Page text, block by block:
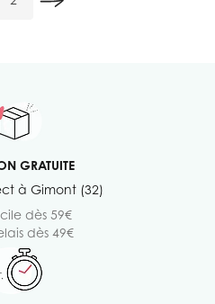
lisez actuellement la page
Page
GRATUITE
à Gimont (32)
dès 59€
dès 49€